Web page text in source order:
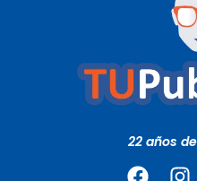
22 años